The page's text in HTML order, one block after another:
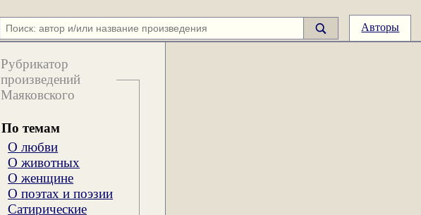
Авторы
Рубрикатор
произведений
Маяковского
По темам
О любви
О животных
О женщине
О поэтах и поэзии
Сатирические